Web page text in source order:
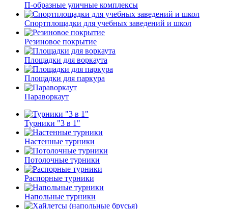
П-образные уличные комплексы
Спортплощадки для учебных заведений и школ
Резиновое покрытие
Площадки для воркаута
Площадки для паркура
Параворкаут
Турники "3 в 1"
Настенные турники
Потолочные турники
Распорные турники
Напольные турники